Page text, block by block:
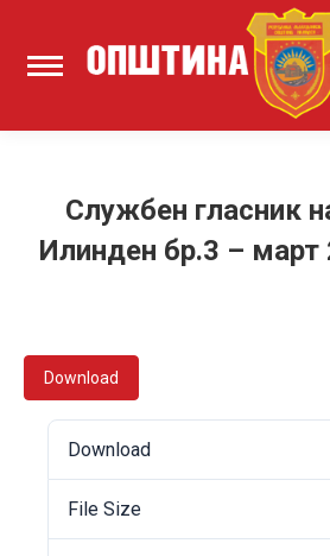
Службен гласник
Илинден бр.3 – март
Download
Download
File Size